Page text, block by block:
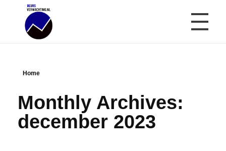
Beursverwachting.nl
Home
Monthly Archives:
december 2023